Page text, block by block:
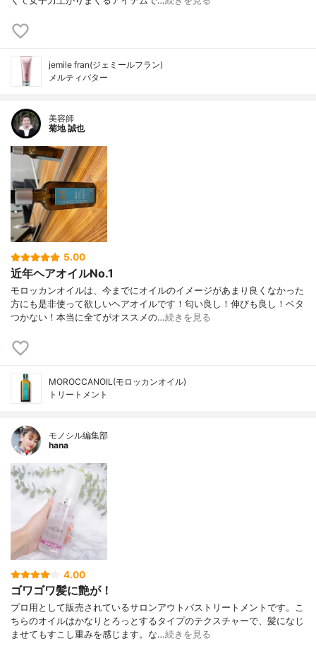
jemile fran(ジェミールフラン)
メルティバター
美容師
菊地 誠也
5.00
近年ヘアオイルNo.1
モロッカンオイルは、今までにオイルのイメージがあまり良くなかった
方にも是非使って欲しいヘアオイルです！匂い良し！伸びも良し！ベタ
つかない！本当に全てがオススメの…続きを見る
MOROCCANOIL(モロッカンオイル)
トリートメント
モノシル編集部
hana
4.00
ゴワゴワ髪に艶が！
プロ用として販売されているサロンアウトバストリートメントです。こ
ちらのオイルはかなりとろっとするタイプのテクスチャーで、髪になじ
ませてもすこし重みを感じます。な…続きを見る